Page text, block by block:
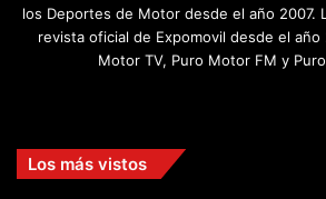
los Deportes de Motor desde el año 2007.
revista oficial de Expomovil desde el año
Motor TV, Puro Motor FM y
Los más vistos